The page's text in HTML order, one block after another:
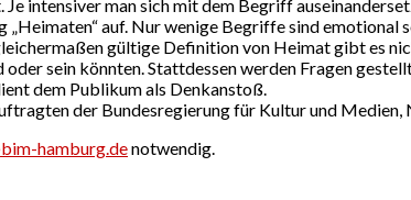
intensiver man sich mit dem Begriff
auf. Nur wenige Begriffe sind
gültige Definition von Heimat gibt es
sein könnten. Stattdessen werden Fragen
dem Publikum als Denkanstoß.
der Bundesregierung für Kultur und Medien,
hamburg.denotwendig.